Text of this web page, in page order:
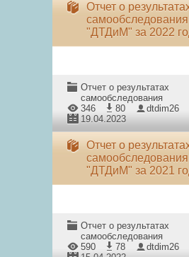
Отчет о
"ДТДиМ" за 2022
Отчет о результатах
самообследования
346
80
dtdim26
19.04.2023
Отчет о
"ДТДиМ" за 2021
Отчет о результатах
самообследования
590
78
dtdim26